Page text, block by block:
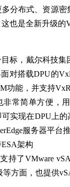
分布式、资源
也是全新升级的
，戴尔科技集
对搭载DPU的
功能，并支持
简单方便，用
实现在DPU上
服务器平台
架构
了VMware
等方面，也提供